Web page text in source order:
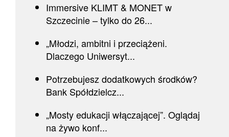
Immersive KLIMT & MONET w
Szczecinie – tylko do 26...
„Młodzi, ambitni i przeciążeni.
Dlaczego Uniwersyt...
Potrzebujesz dodatkowych środków?
Bank Spółdzielcz...
„Mosty edukacji włączającej”. Oglądaj
na żywo konf...